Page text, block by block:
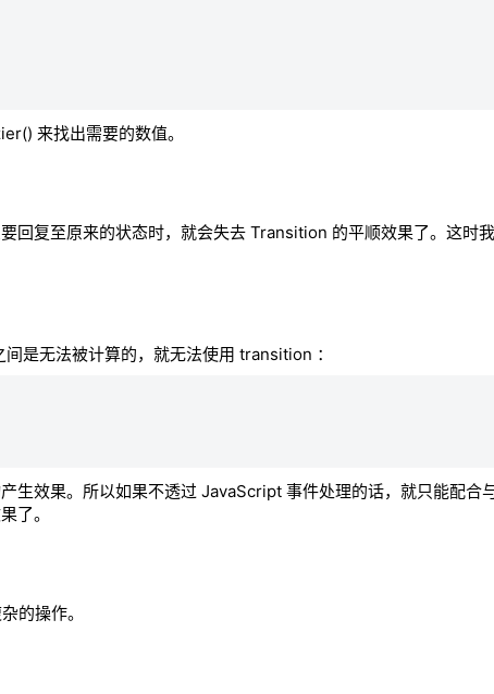
来找出需要的数值。
复至原来的状态时，就会失去 Transition 的平顺效果了。这时
是无法被计算的，就无法使用 transition ：
生效果。所以如果不透过 JavaScript 事件处理的话，就只能配合
了。
的操作。